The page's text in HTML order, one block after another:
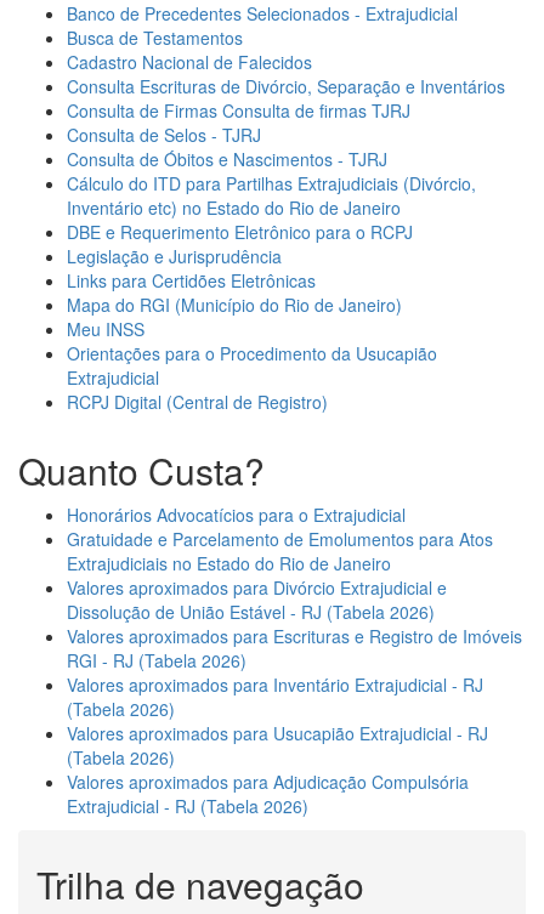
Banco de Precedentes Selecionados - Extrajudicial
Busca de Testamentos
Cadastro Nacional de Falecidos
Consulta Escrituras de Divórcio, Separação e Inventários
Consulta de Firmas Consulta de firmas TJRJ
Consulta de Selos - TJRJ
Consulta de Óbitos e Nascimentos - TJRJ
Cálculo do ITD para Partilhas Extrajudiciais (Divórcio,
Inventário etc) no Estado do Rio de Janeiro
DBE e Requerimento Eletrônico para o RCPJ
Legislação e Jurisprudência
Links para Certidões Eletrônicas
Mapa do RGI (Município do Rio de Janeiro)
Meu INSS
Orientações para o Procedimento da Usucapião
Extrajudicial
RCPJ Digital (Central de Registro)
Quanto Custa?
Honorários Advocatícios para o Extrajudicial
Gratuidade e Parcelamento de Emolumentos para Atos
Extrajudiciais no Estado do Rio de Janeiro
Valores aproximados para Divórcio Extrajudicial e
Dissolução de União Estável - RJ (Tabela 2026)
Valores aproximados para Escrituras e Registro de Imóveis
RGI - RJ (Tabela 2026)
Valores aproximados para Inventário Extrajudicial - RJ
(Tabela 2026)
Valores aproximados para Usucapião Extrajudicial - RJ
(Tabela 2026)
Valores aproximados para Adjudicação Compulsória
Extrajudicial - RJ (Tabela 2026)
Trilha de navegação